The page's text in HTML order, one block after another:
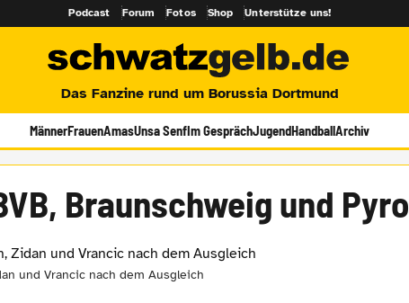
Podcast Forum Fotos Shop Unterstütze uns!
Das Fanzine rund um Borussia Dortmund
MännerFrauenAmasUnsa SenfIm GesprächJugendHandballArchiv
Braunschweig und Pyro
und Vrancic nach dem Ausgleich